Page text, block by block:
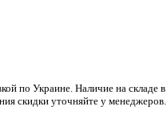
по Украине. Наличие на
скидки уточняйте у менеджеров.